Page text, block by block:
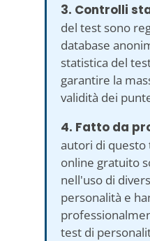
3. Controlli
del test sono
database
statistica del
garantire la
validità dei
4. Fatto da
autori di questo
online gratuito
nell'uso di
personalità e
test di